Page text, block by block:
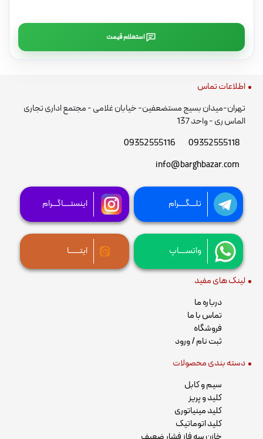
استعلام قیمت
اطلاعات تماس
تهران-میدان بسیج مستضعفین- خیابان غلامی - مجتمع اداری تجاری
الماس ری - واحد 137
09352555118
09352555116
info@barghbazar.com
تلـــگــــرام اینستــــاگـــرام
واتســــاپ ایتــــــا
لینک های مفید
درباره ما
تماس با ما
فروشگاه
ثبت نام / ورود
دسته بندی محصولات
سیم و کابل
کلید و پریز
کلید مینیاتوری
کلید اتوماتیک